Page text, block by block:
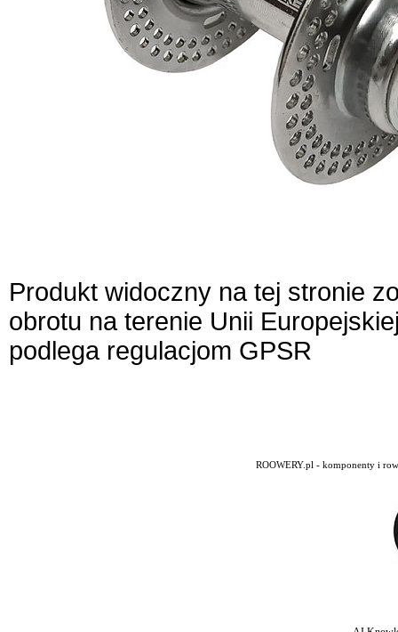
Produkt widoczny na tej stronie
obrotu na terenie Unii
podlega regulacjom GPSR
ROOWERY.pl - komponenty i